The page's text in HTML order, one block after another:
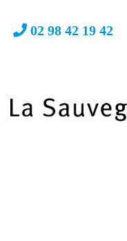
02 98 42 19 42